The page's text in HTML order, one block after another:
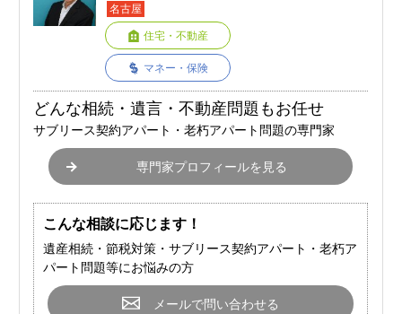
名古屋
住宅・不動産
マネー・保険
どんな相続・遺言・不動産問題もお任せ
サブリース契約アパート・老朽アパート問題の専門家
専門家プロフィールを見る
こんな相談に応じます！
遺産相続・節税対策・サブリース契約アパート・老朽ア
パート問題等にお悩みの方
メールで問い合わせる